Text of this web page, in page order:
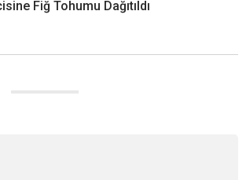
Fiğ Tohumu Dağıtıldı